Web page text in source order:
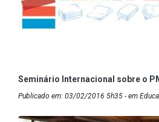
Seminário Internacional sobre o
Publicado em: 03/02/2016 5h35 - em